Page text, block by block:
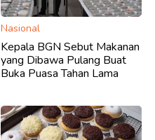
Nasional
Kepala BGN Sebut Makanan
yang Dibawa Pulang Buat
Buka Puasa Tahan Lama